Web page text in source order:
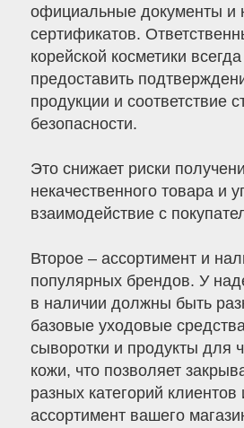
официальные документы и
сертификатов.
корейской косметики всегда
предоставить
продукции и соответствие
безопасности.
Это снижает риски
некачественного товара и
взаимодействие с
Второе – ассортимент и
популярных брендов. У
в наличии должны быть
базовые уходовые
сыворотки и продукты для
кожи, что позволяет
разных категорий
ассортимент вашего